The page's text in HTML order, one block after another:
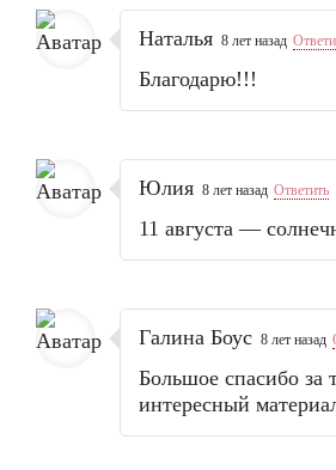
Наталья 8 лет назад
Благодарю!!!
Юлия 8 лет назад Ответить
11 августа —
Галина Боус 8 лет назад
Большое спасибо за
интересный